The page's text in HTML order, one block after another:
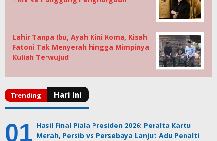
Lahir Tanpa Ibu, Ayah Kini Koma, Kisah
Fatoni Tak Menyerah hingga Mimpinya
Kuliah Terwujud
Hasil Final Piala Presiden 2026: Peralta Kartu
Merah, Persib vs Persebaya Lanjut Adu Penalti